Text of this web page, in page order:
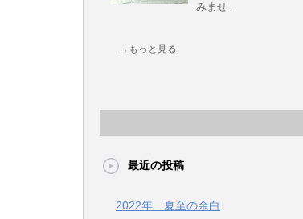
みませ...
→もっと見る
最近の投稿
2022年 夏至の余白